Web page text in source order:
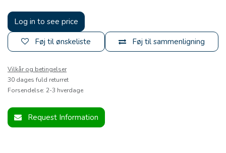
Log in to see price
Føj til sammenligning
Føj til ønskeliste
Vilkår og betingelser
30 dages fuld returret
Forsendelse: 2-3 hverdage
Request Information